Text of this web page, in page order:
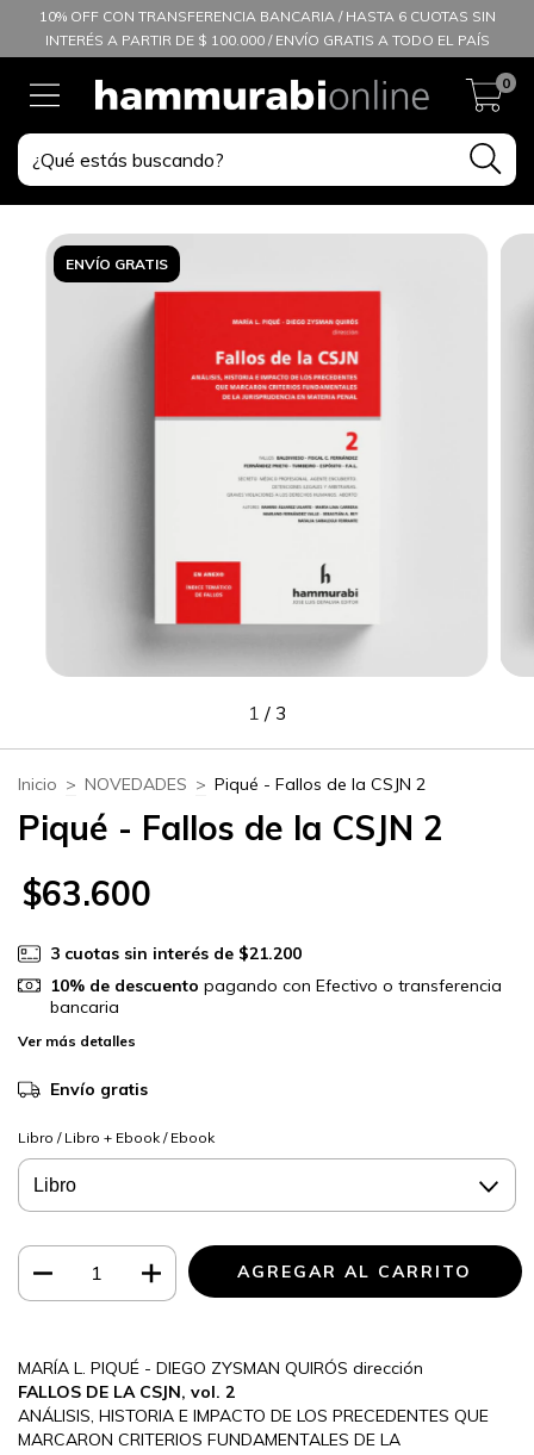
10% OFF CON TRANSFERENCIA BANCARIA / HASTA 6 CUOTAS SIN
INTERÉS A PARTIR DE $ 100.000 / ENVÍO GRATIS A TODO EL PAÍS
0
ENVÍO GRATIS
1 / 3
Inicio > NOVEDADES > Piqué - Fallos de la CSJN 2
Piqué - Fallos de la CSJN 2
$63.600
3 cuotas sin interés de $21.200
10% de descuento pagando con Efectivo o transferencia
bancaria
Ver más detalles
Envío gratis
Libro / Libro + Ebook / Ebook
MARÍA L. PIQUÉ - DIEGO ZYSMAN QUIRÓS dirección
FALLOS DE LA CSJN, vol. 2
ANÁLISIS, HISTORIA E IMPACTO DE LOS PRECEDENTES QUE
MARCARON CRITERIOS FUNDAMENTALES DE LA